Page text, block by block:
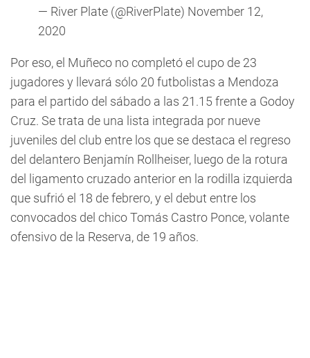
— River Plate (@RiverPlate) November 12,
2020
Por eso, el Muñeco no completó el cupo de 23
jugadores y llevará sólo 20 futbolistas a Mendoza
para el partido del sábado a las 21.15 frente a Godoy
Cruz. Se trata de una lista integrada por nueve
juveniles del club entre los que se destaca el regreso
del delantero Benjamín Rollheiser, luego de la rotura
del ligamento cruzado anterior en la rodilla izquierda
que sufrió el 18 de febrero, y el debut entre los
convocados del chico Tomás Castro Ponce, volante
ofensivo de la Reserva, de 19 años.